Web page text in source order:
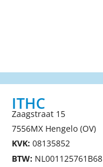
ITHC
Zaagstraat 15
7556MX Hengelo (OV)
KVK: 08135852
BTW: NL001125761B68